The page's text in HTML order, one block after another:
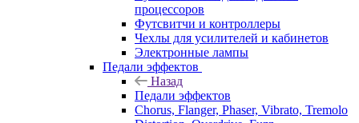
процессоров
Футсвитчи и контроллеры
Чехлы для усилителей и кабинетов
Электронные лампы
Педали эффектов
Назад
Педали эффектов
Chorus, Flanger, Phaser, Vibrato, Tremolo